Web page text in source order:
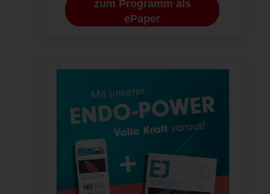
Bargholz (li.), Dr. Carsten Appel (re.)
zum Programm als
ePaper